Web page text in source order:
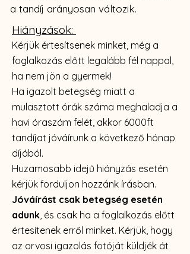
a tandíj arányosan változik.
Hiányzások:
Kérjük értesítsenek minket, még a
foglalkozás előtt legalább fél nappal,
ha nem jön a gyermek!
Ha igazolt betegség miatt a
mulasztott órák száma meghaladja a
havi óraszám felét, akkor 6000ft
tandíjat jóváírunk a következő hónap
díjából.
Huzamosabb idejű hiányzás esetén
kérjük forduljon hozzánk írásban.
Jóváírást csak betegség esetén
adunk, és csak ha a foglalkozás előtt
értesítenek erről minket. Kérjük, hogy
az orvosi igazolás fotóját küldjék át